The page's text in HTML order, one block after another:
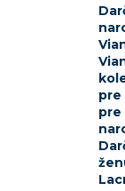
pre
pre